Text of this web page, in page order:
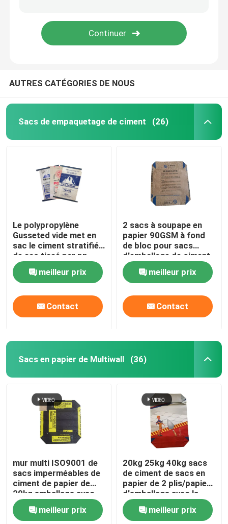
AUTRES CATÉGORIES DE NOUS
Sacs de empaquetage de ciment (26)
Le polypropylène
Gusseted vide met en
sac le ciment stratifié
de sac tissé par pp
meilleur prix
Contact
2 sacs à soupape en
papier 90GSM à fond
de bloc pour sacs
d'emballage de ciment
de 50 kg
meilleur prix
Contact
Sacs en papier de Multiwall (36)
mur multi ISO9001 de
sacs imperméables de
ciment de papier de
20kg emballage avec
l'adhésif
meilleur prix
20kg 25kg 40kg sacs
de ciment de sacs en
papier de 2 plis/papier
d'emballage avec la
poudre adhésive
meilleur prix